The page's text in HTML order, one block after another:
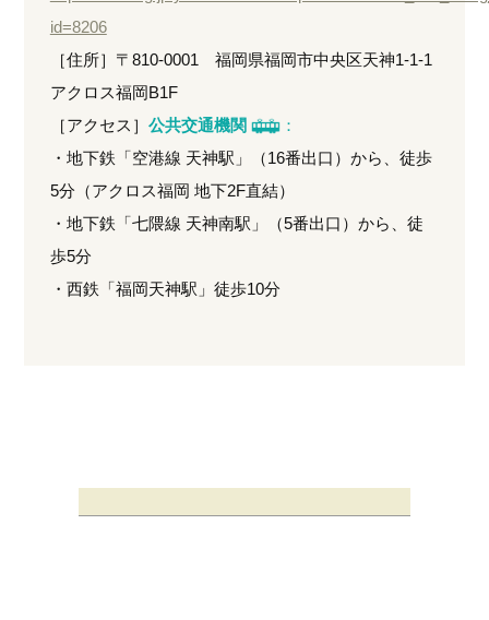
id=8206
［住所］〒810-0001 福岡県福岡市中央区天神1-1-1
アクロス福岡B1F
［アクセス］ 公共交通機関
：
・地下鉄「空港線 天神駅」（16番出口）から、徒歩
5分（アクロス福岡 地下2F直結）
・地下鉄「七隈線 天神南駅」（5番出口）から、徒
歩5分
・西鉄「福岡天神駅」徒歩10分